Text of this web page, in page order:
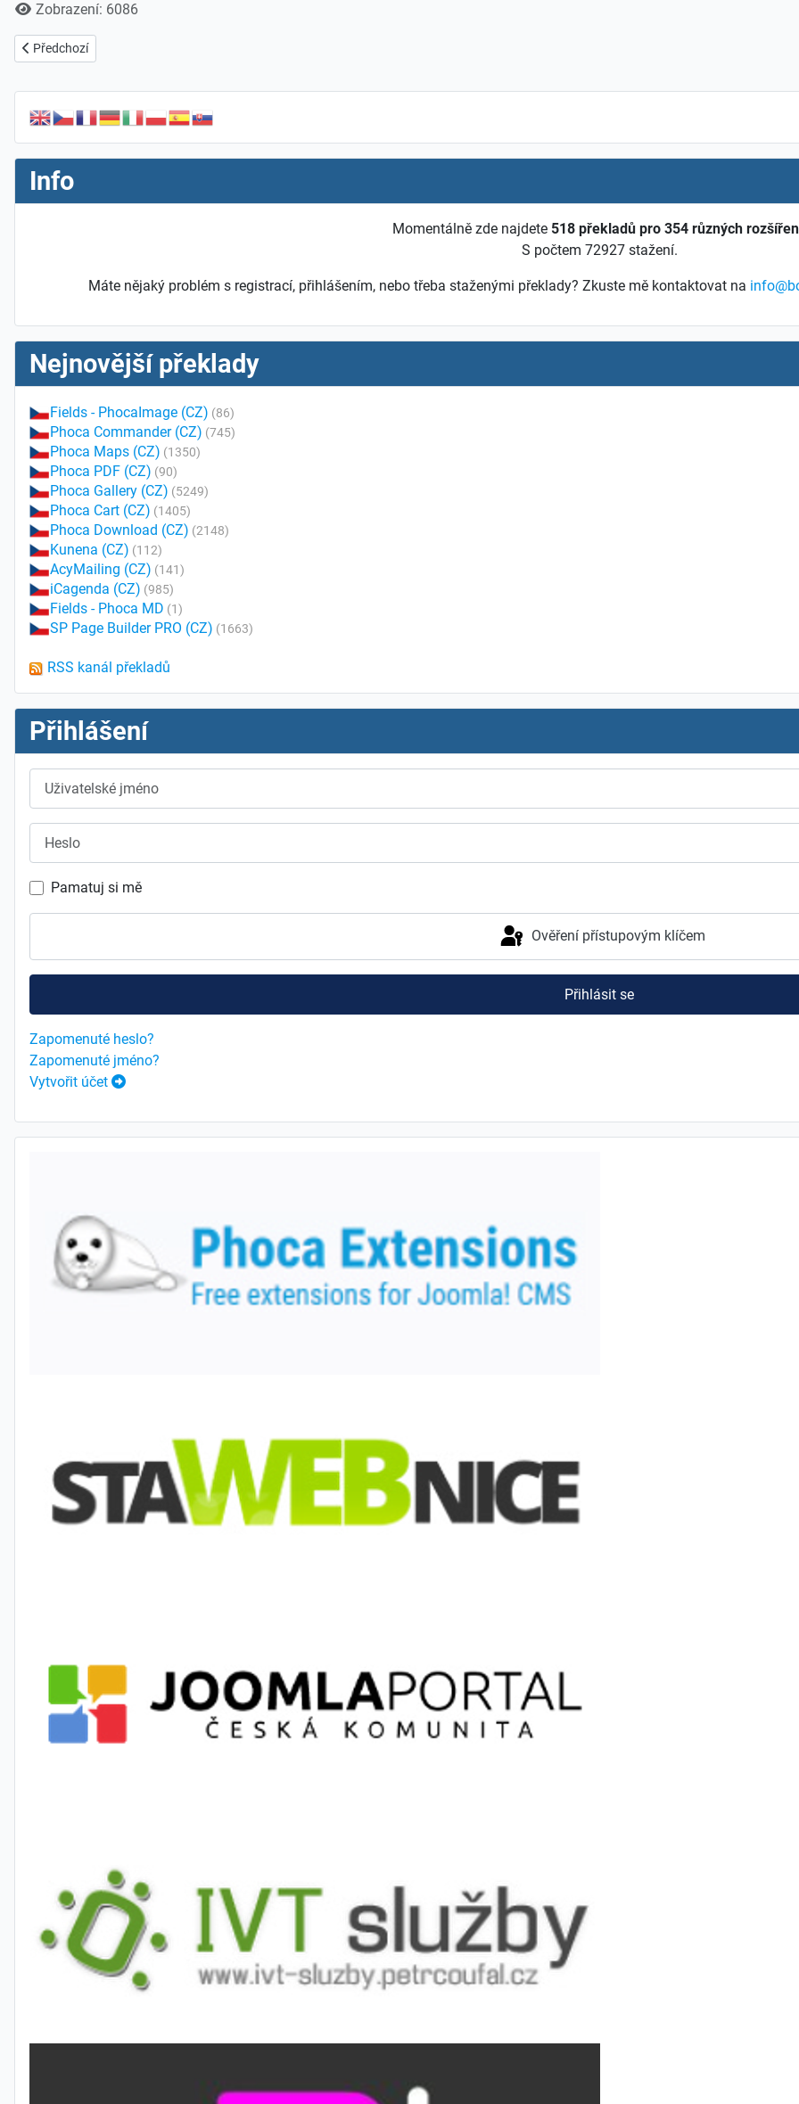
Zobrazení: 6086
Předchozí článek: jDownloads pro Joomla 3x
Předchozí
Info
Momentálně zde najdete 518 překladů pro 354 různých
S počtem 72927 stažení.
Máte nějaký problém s registrací, přihlášením, nebo třeba staženými překlady? Zkuste mě kontaktovat na
Nejnovější překlady
Fields - PhocaImage (CZ) (86)
Phoca Commander (CZ) (745)
Phoca Maps (CZ) (1350)
Phoca PDF (CZ) (90)
Phoca Gallery (CZ) (5249)
Phoca Cart (CZ) (1405)
Phoca Download (CZ) (2148)
Kunena (CZ) (112)
AcyMailing (CZ) (141)
iCagenda (CZ) (985)
Fields - Phoca MD (1)
SP Page Builder PRO (CZ) (1663)
RSS kanál překladů
Přihlášení
Pamatuj si mě
Ověření přístupovým klíčem
Přihlásit se
Zapomenuté heslo?
Zapomenuté jméno?
Vytvořit účet